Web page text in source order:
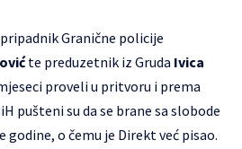
Granične policije
ćte preduzetnik iz Gruda Ivica
proveli u pritvoru i prema
pušteni su da se brane sa slobode
godine, o čemu je Direkt već pisao.